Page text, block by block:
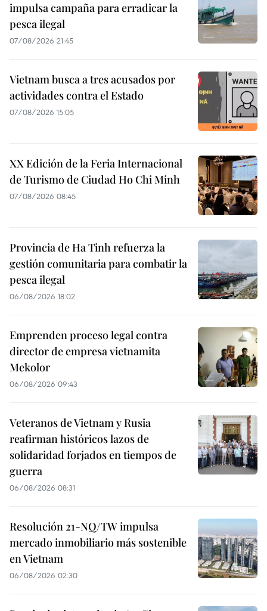
impulsa campaña para erradicar la
pesca ilegal
07/08/2026 21:45
Vietnam busca a tres acusados por
actividades contra el Estado
07/08/2026 15:05
XX Edición de la Feria Internacional
de Turismo de Ciudad Ho Chi Minh
07/08/2026 08:45
Provincia de Ha Tinh refuerza la
gestión comunitaria para combatir la
pesca ilegal
06/08/2026 18:02
Emprenden proceso legal contra
director de empresa vietnamita
Mekolor
06/08/2026 09:43
Veteranos de Vietnam y Rusia
reafirman históricos lazos de
solidaridad forjados en tiempos de
guerra
06/08/2026 08:31
Resolución 21-NQ/TW impulsa
mercado inmobiliario más sostenible
en Vietnam
06/08/2026 02:30